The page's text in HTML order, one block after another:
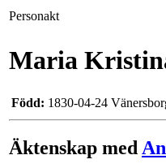
Personakt
Maria
Född: 1830-04-24
Äktenskap med